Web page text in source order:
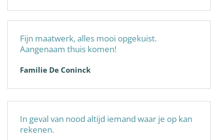
Fijn maatwerk, alles mooi opgekuist.
Aangenaam thuis komen!
Familie De Coninck
In geval van nood altijd iemand waar je op kan
rekenen.